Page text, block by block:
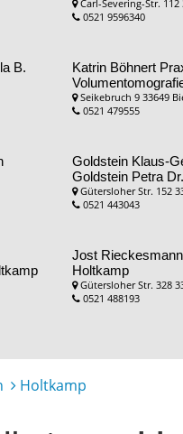
Carl-Severing-Str. 112
0521 9596340
B.
Katrin Böhnert
Seikebruch 9 33649
0521 479555
Goldstein Klaus-
Goldstein Petra
Gütersloher Str. 152
0521 443043
Jost
Holtkamp
Gütersloher Str. 328
0521 488193
Holtkamp